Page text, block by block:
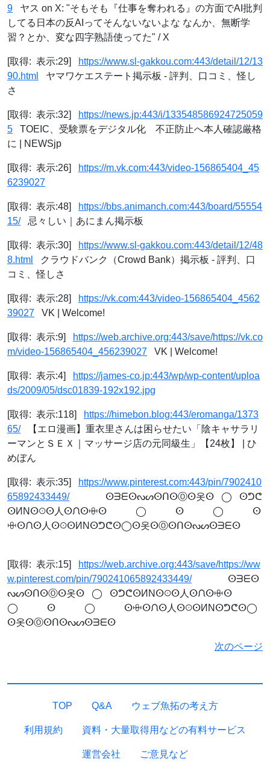
9 ヤス on X: "そもそも『仕事を奪われる』の方面でAI批判
してる日本の反AIってそんないないよな なんか、無断学
習？とか、変な四字熟語使ってた" / X
[取得: 表示:29]
https://www.sl-gakkou.com:443/detail/12/13
90.html
ヤマワケエステート掲示板 - 評判、口コミ、怪し
さ
[取得: 表示:32]
https://news.jp:443/i/133548586924725059
5 TOEIC、受験票をデジタル化 不正防止へ本人確認厳格
に | NEWSjp
[取得: 表示:26]
https://m.vk.com:443/video-156865404_45
6239027
[取得: 表示:48]
https://bbs.animanch.com:443/board/55554
15/忌々しい｜あにまん掲示板
[取得: 表示:30]
https://www.sl-gakkou.com:443/detail/12/48
8.html
クラウドバンク（Crowd Bank）掲示板 - 評判、口
コミ、怪しさ
[取得: 表示:28]
https://vk.com:443/video-156865404_4562
39027 VK | Welcome!
[取得: 表示:9]
https://web.archive.org:443/save/https://vk.co
m/video-156865404_456239027 VK | Welcome!
[取得: 表示:4]
https://james-co.jp:443/wp/wp-content/uploa
ds/2009/05/dsc01839-192x192.jpg
[取得: 表示:118]
https://himebon.blog:443/eromanga/1373
65/【エロ漫画】重衣里さんは困らせたい「陰キャサラリ
ーマンとＳＥＸ｜マッサージ店の元同級生」【24枚】 | ひ
めぼん
[取得: 表示:35]
https://www.pinterest.com:443/pin/7902410
65892433449/⠀⠀⠀⠀ⵙᗱᗴⵙᔓᔕⵙᑎⵙⓄⵙ옷ⵙ⠀◯⠀ⵙᕤᕦ
ⵙИNⵙꖴⵙ人ⵙᙁⵙꗳⵙ⠀⠀⠀⠀◯⠀⠀⠀⠀ⵙ⠀⠀⠀⠀◯⠀⠀⠀⠀ⵙ
ꗳⵙᙁⵙ人ⵙꖴⵙИNⵙᕤᕦⵙ◯ⵙ옷ⵙⓄⵙᑎⵙᔓᔕⵙᗱᗴⵙ⠀⠀⠀
[取得: 表示:15]
https://web.archive.org:443/save/https://ww
w.pinterest.com/pin/790241065892433449/⠀⠀⠀⠀ⵙᗱᗴⵙ
ᔓᔕⵙᑎⵙⓄⵙ옷ⵙ⠀◯⠀ⵙᕤᕦⵙИNⵙꖴⵙ人ⵙᙁⵙꗳⵙ⠀⠀⠀⠀
◯⠀⠀⠀⠀ⵙ⠀⠀⠀⠀◯⠀⠀⠀⠀ⵙꗳⵙᙁⵙ人ⵙꖴⵙИNⵙᕤᕦⵙ◯
ⵙ옷ⵙⓄⵙᑎⵙᔓᔕⵙᗱᗴⵙ⠀⠀⠀⠀
次のページ
TOP Q&A ウェブ魚拓の考え方
利用規約 資料・大量取得用などの有料サービス
運営会社 ご意見など